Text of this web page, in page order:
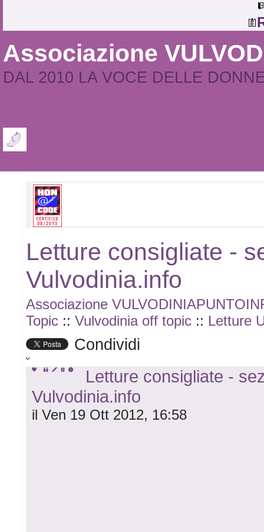
Associazione
DAL 2010 LA VOCE DELLE
Letture consigliate -
Vulvodinia.info
Associazione
Topic ::Vulvodinia off topic :: Letture
Condividi
Letture consigliate -
Vulvodinia.info
il Ven 19 Ott 2012, 16:58